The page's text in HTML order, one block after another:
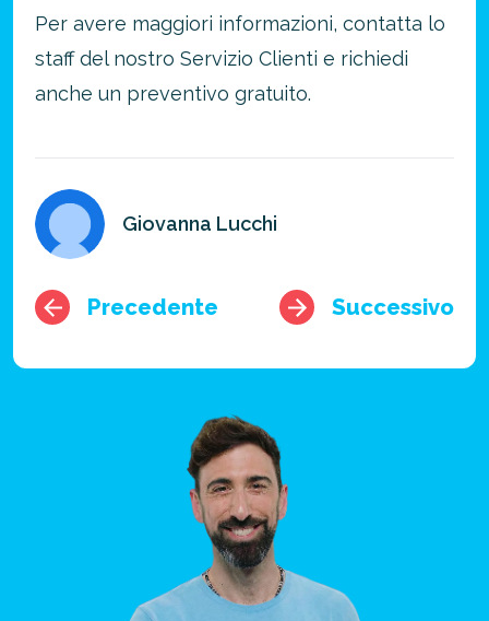
Per avere maggiori informazioni, contatta lo
staff del nostro Servizio Clienti e richiedi
anche un preventivo gratuito.
Giovanna Lucchi
Precedente Successivo